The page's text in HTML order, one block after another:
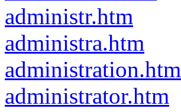
administr.htm
administra.htm
administration.htm
administrator.htm